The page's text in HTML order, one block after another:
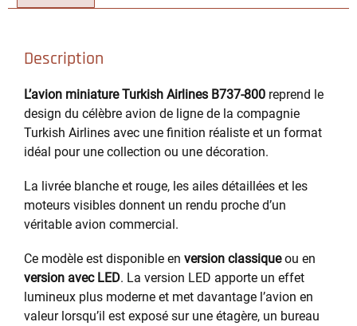
Description
L’avion miniature Turkish Airlines B737-800 reprend le
design du célèbre avion de ligne de la compagnie
Turkish Airlines avec une finition réaliste et un format
idéal pour une collection ou une décoration.
La livrée blanche et rouge, les ailes détaillées et les
moteurs visibles donnent un rendu proche d’un
véritable avion commercial.
Ce modèle est disponible en version classiqueou en
version avec LED. La version LED apporte un effet
lumineux plus moderne et met davantage l’avion en
valeur lorsqu’il est exposé sur une étagère, un bureau